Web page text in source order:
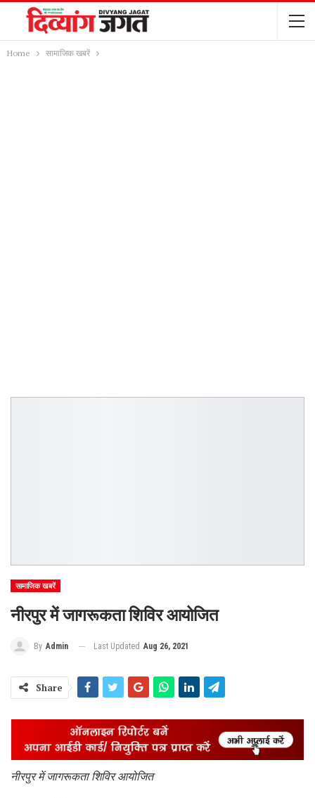
Home सामाजिक खबरें
सामाजिक खबरें
नीरपुर में जागरूकता शिविर आयोजित
By Admin Last Updated Aug 26, 2021
Share
नीरपुर में जागरूकता शिविर आयोजित